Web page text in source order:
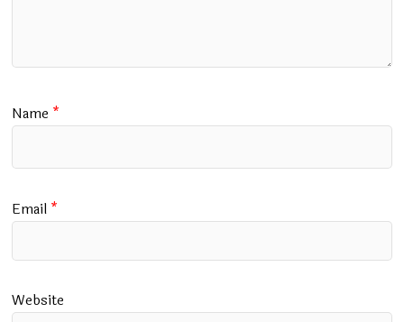
Name *
Email *
Website